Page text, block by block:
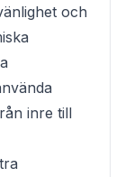
och
inre till